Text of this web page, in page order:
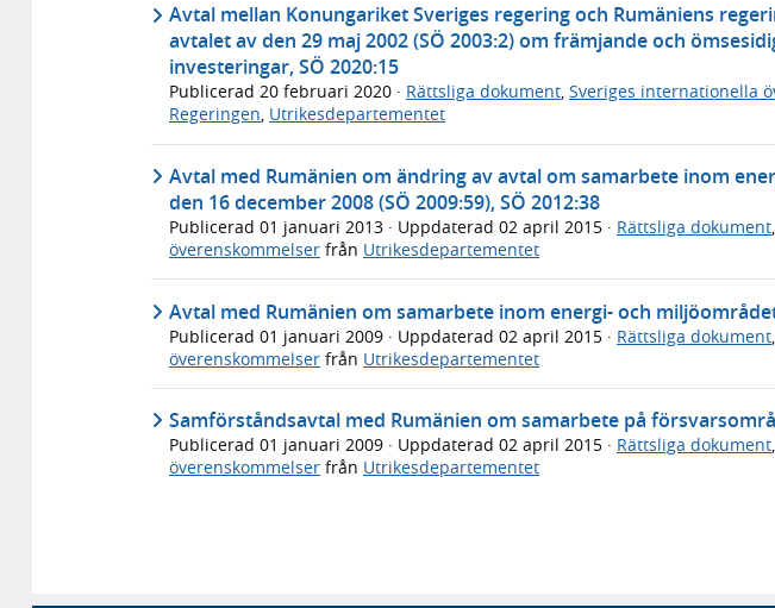
Avtal mellan Konungariket Sveriges regering och Rumäniens
avtalet av den 29 maj 2002 (SÖ 2003:2) om främjande och
investeringar, SÖ 2020:15
Publicerad 20 februari 2020 · Rättsliga dokument, Sveriges internationella
Regeringen, Utrikesdepartementet
Avtal med Rumänien om ändring av avtal om samarbete inom
den 16 december 2008 (SÖ 2009:59), SÖ 2012:38
Publicerad 01 januari 2013 · Uppdaterad 02 april 2015 · Rättsliga dokument,
överenskommelser från Utrikesdepartementet
Avtal med Rumänien om samarbete inom energi- och
Publicerad 01 januari 2009 · Uppdaterad 02 april 2015 · Rättsliga dokument
överenskommelser från Utrikesdepartementet
Samförståndsavtal med Rumänien om samarbete på
Publicerad 01 januari 2009 · Uppdaterad 02 april 2015 · Rättsliga dokument,
överenskommelser från Utrikesdepartementet